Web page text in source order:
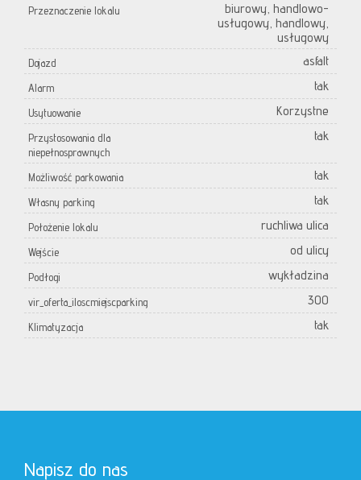
Przeznaczenie lokalu
biurowy, handlowo-
usługowy, handlowy,
usługowy
Dojazd asfalt
Alarm tak
Usytuowanie Korzystne
Przystosowania dla
niepełnosprawnych
tak
Możliwość parkowania tak
Własny parking tak
Położenie lokalu ruchliwa ulica
Wejście od ulicy
Podłogi wykładzina
vir_oferta_iloscmiejscparking 300
Klimatyzacja tak
Napisz do nas